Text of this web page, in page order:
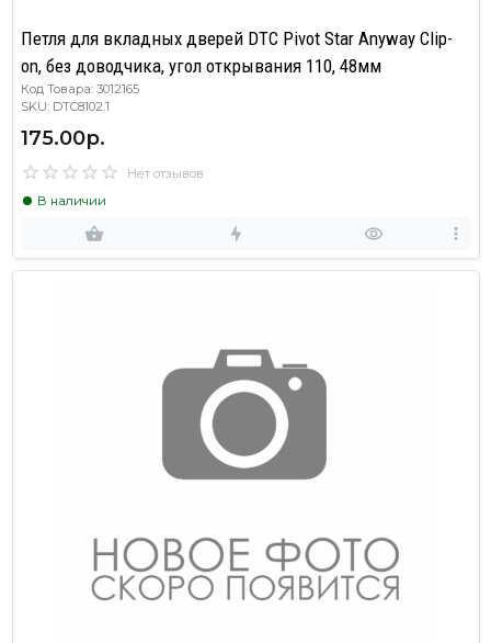
Петля для вкладных дверей DTC Pivot Star Anyway Clip-
on, без доводчика, угол открывания 110, 48мм
Код Товара: 3012165
SKU: DTC8102.1
175.00р.
Нет отзывов
В наличии